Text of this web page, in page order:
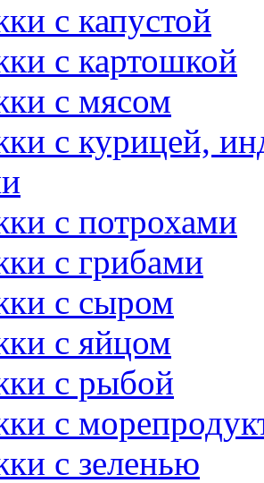
с капустой
с картошкой
с мясом
с курицей,
с потрохами
с грибами
с сыром
с яйцом
с рыбой
с
с зеленью